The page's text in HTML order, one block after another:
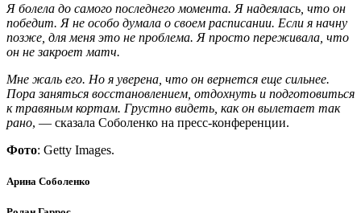
Я болела до самого последнего момента. Я надеялась, что он
победит. Я не особо думала о своем расписании. Если я начну
позже, для меня это не проблема. Я просто переживала, что
он не закроет матч.
Мне жаль его. Но я уверена, что он вернется еще сильнее.
Пора заняться восстановлением, отдохнуть и подготовиться
к травяным кортам. Грустно видеть, как он вылетает так
рано, — сказала Соболенко на пресс-конференции.
Фото: Getty Images.
Арина Соболенко